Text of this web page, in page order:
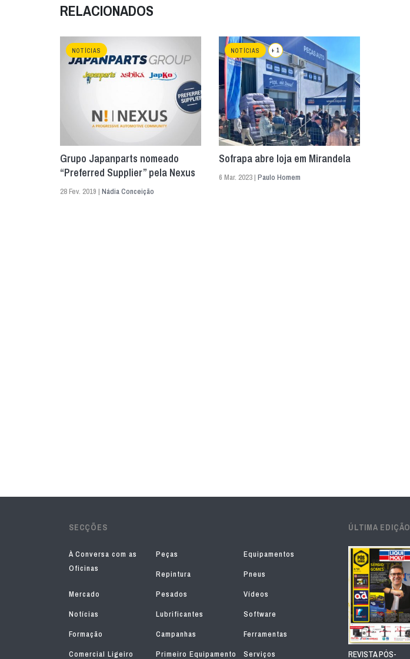
RELACIONADOS
NOTÍCIAS
Grupo Japanparts nomeado
“Preferred Supplier” pela Nexus
28 Fev. 2019 | Nádia Conceição
NOTÍCIAS + 1
Sofrapa abre loja em Mirandela
6 Mar. 2023 | Paulo Homem
SECÇÕES
À Conversa com as
Oficinas
Peças
Equipamentos
Repintura
Pneus
Mercado
Pesados
Vídeos
Notícias
Lubrificantes
Software
Formação
Campanhas
Ferramentas
Comercial Ligeiro
Primeiro Equipamento Serviços
ÚLTIMA EDIÇÃO
REVISTA PÓS-